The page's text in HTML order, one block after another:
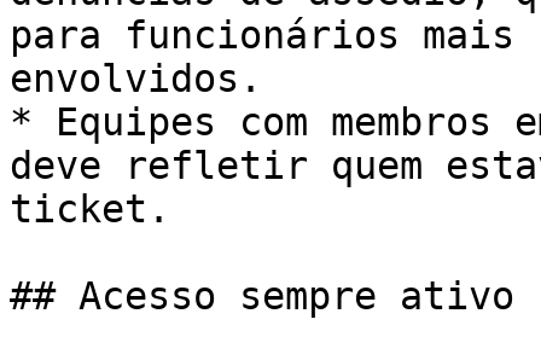
para funcionários mais
envolvidos.
* Equipes com
deve refletir quem
ticket.
## Acesso sempre ativo